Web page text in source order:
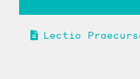
Lectio